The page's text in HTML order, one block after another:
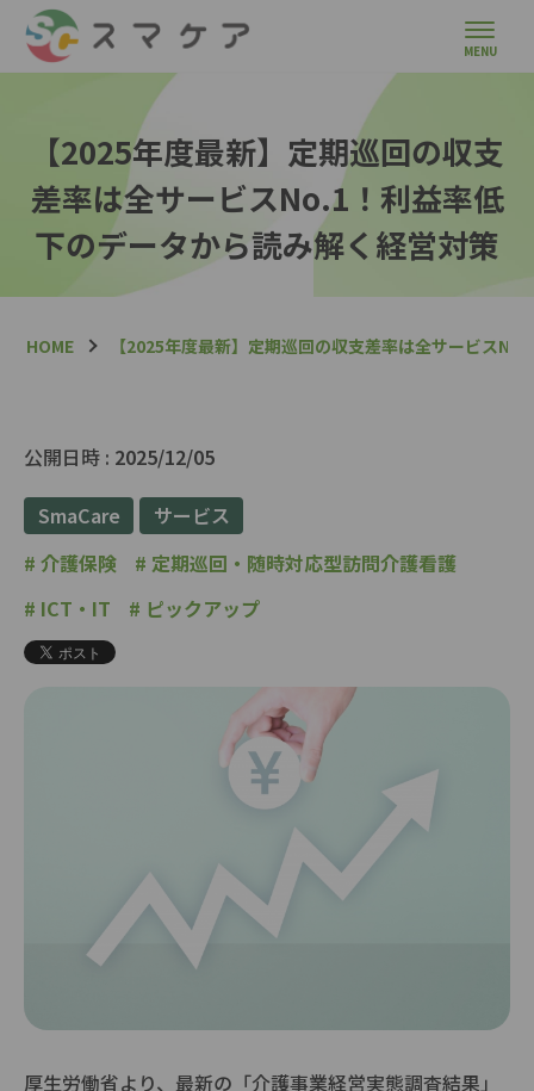
【2025年度最新】定期巡回の収支
差率は全サービスNo.1！利益率低
下のデータから読み解く経営対策
HOME 【2025年度最新】定期巡回の収支差率は全サービス
公開日時 : 2025/12/05
SmaCare
サービス
# 介護保険 # 定期巡回・随時対応型訪問介護看護
# ICT・IT # ピックアップ
厚生労働省より、最新の「介護事業経営実態調査結果」